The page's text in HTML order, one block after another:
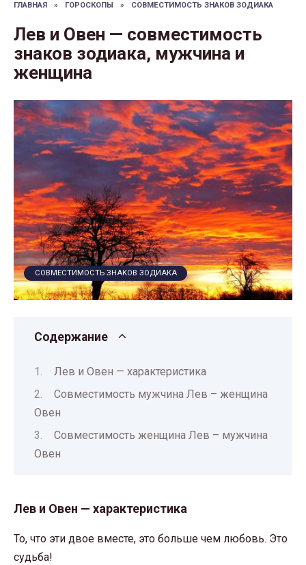
ГЛАВНАЯ » ГОРОСКОПЫ » СОВМЕСТИМОСТЬ ЗНАКОВ ЗОДИАКА
Лев и Овен — совместимость
знаков зодиака, мужчина и
женщина
СОВМЕСТИМОСТЬ ЗНАКОВ ЗОДИАКА
Содержание
Лев и Овен — характеристика
Совместимость мужчина Лев – женщина
Овен
Совместимость женщина Лев – мужчина
Овен
Лев и Овен — характеристика
То, что эти двое вместе, это больше чем любовь. Это
судьба!